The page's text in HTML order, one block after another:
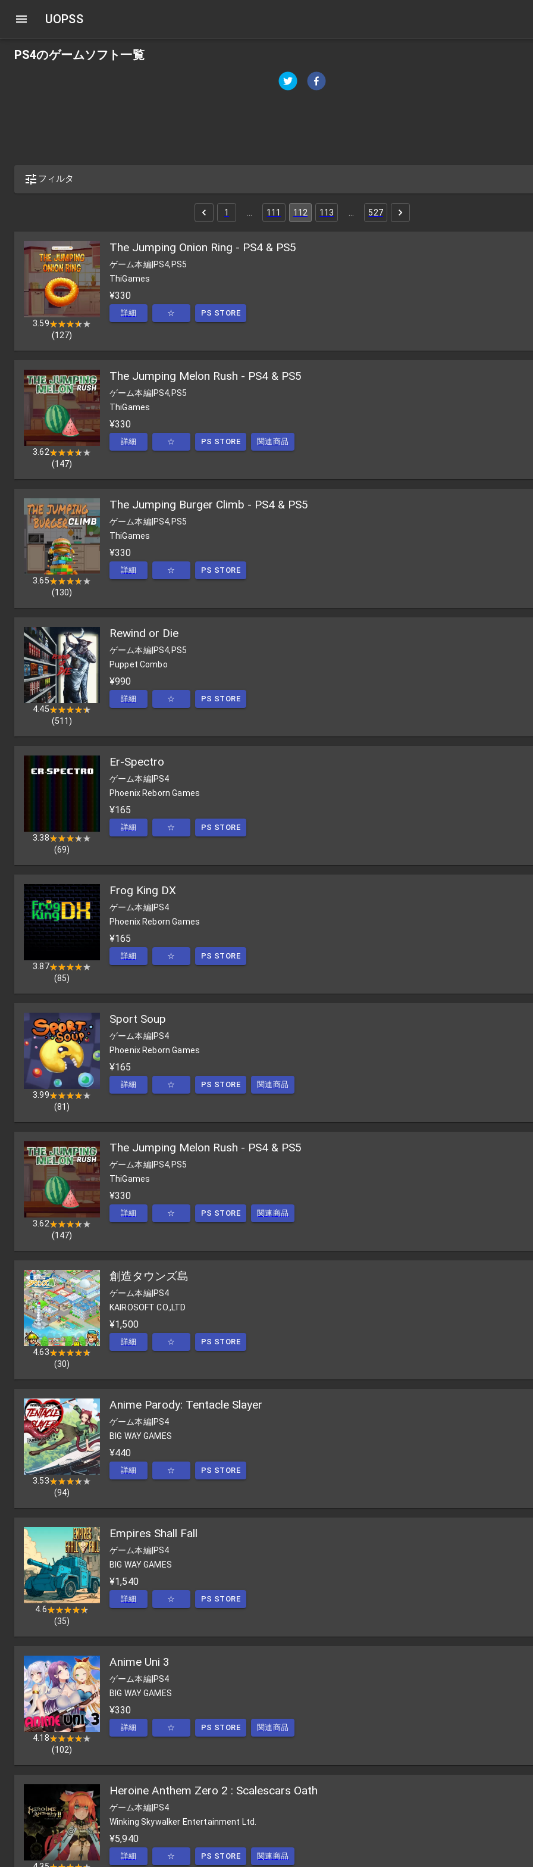
UOPSS
PS4のゲームソフト一覧
フィルタ
1 111 112 113 527
3.59★★★★★
★★★★★
(127)
The Jumping Onion Ring - PS4 & PS5
ゲーム本編|PS4,PS5
ThiGames
¥330
詳細 ☆ PS STORE
3.62★★★★★
★★★★★
(147)
The Jumping Melon Rush - PS4 & PS5
ゲーム本編|PS4,PS5
ThiGames
¥330
詳細 ☆ PS STORE 関連商品
3.65★★★★★
★★★★★
(130)
The Jumping Burger Climb - PS4 & PS5
ゲーム本編|PS4,PS5
ThiGames
¥330
詳細 ☆ PS STORE
4.45★★★★★
★★★★★
(511 )
Rewind or Die
ゲーム本編|PS4,PS5
Puppet Combo
¥990
詳細 ☆ PS STORE
3.38★★★★★
★★★★★
(69)
Er-Spectro
ゲーム本編|PS4
Phoenix Reborn Games
¥165
詳細 ☆ PS STORE
3.87★★★★★
★★★★★
(85)
Frog King DX
ゲーム本編|PS4
Phoenix Reborn Games
¥165
詳細 ☆ PS STORE
3.99★★★★★
★★★★★
(81 )
Sport Soup
ゲーム本編|PS4
Phoenix Reborn Games
¥165
詳細 ☆ PS STORE 関連商品
3.62★★★★★
★★★★★
(147)
The Jumping Melon Rush - PS4 & PS5
ゲーム本編|PS4,PS5
ThiGames
¥330
詳細 ☆ PS STORE 関連商品
4.63★★★★★
★★★★★
(30)
創造タウンズ島
ゲーム本編|PS4
KAIROSOFT CO.,LTD
¥1,500
詳細 ☆ PS STORE
3.53★★★★★
★★★★★
(94)
Anime Parody: Tentacle Slayer
ゲーム本編|PS4
BIG WAY GAMES
¥440
詳細 ☆ PS STORE
4.6★★★★★
★★★★★
(35)
Empires Shall Fall
ゲーム本編|PS4
BIG WAY GAMES
¥1,540
詳細 ☆ PS STORE
4.18★★★★★
★★★★★
(102)
Anime Uni 3
ゲーム本編|PS4
BIG WAY GAMES
¥330
詳細 ☆ PS STORE 関連商品
Heroine Anthem Zero 2 : Scalescars Oath
ゲーム本編|PS4
Winking Skywalker Entertainment Ltd.
¥5,940
詳細 ☆ PS STORE 関連商品